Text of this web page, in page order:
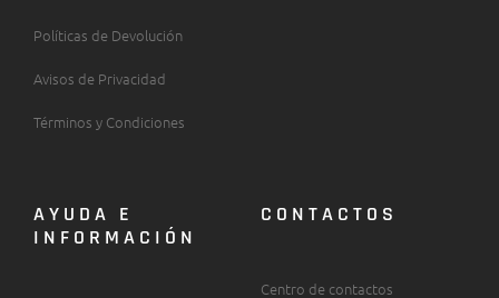
Políticas de Devolución
Avisos de Privacidad
Términos y Condiciones
AYUDA E
INFORMACIÓN
CONTACTOS
Centro de contactos